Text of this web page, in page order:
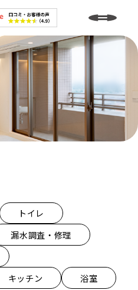
トイレ
漏水調査・修理
キッチン 浴室